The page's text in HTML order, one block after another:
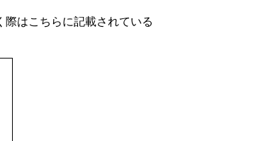
はこちらに記載されている